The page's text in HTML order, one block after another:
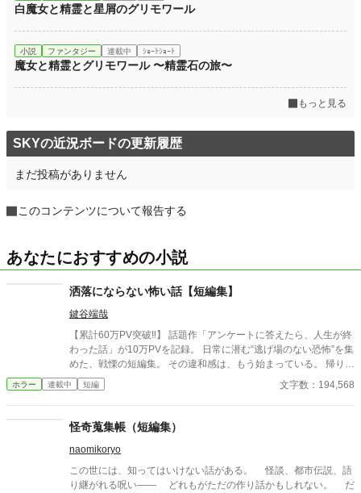
白魔女と精霊と星屑のグリモワール
小説 ファンタジー 連載中 ｼｮｰﾄｼｮｰﾄ
魔女と精霊とグリモワール 〜精霊石の旅〜
もっと見る
SKYの近況ボードの更新履歴
まだ投稿がありません
このコンテンツについて報告する
あなたにおすすめの小説
洒落にならない怖い話【短編集】
鍵谷端哉
【累計60万PV突破‼】 話題作「アンケートに答えたら、人生が終
わった話」が10万PVを記録。 日常に潜む“逃げ場のない恐怖”を集
めた、戦慄の短編集。 その違和感は、もう始まっている。 帰り
道、誰もいないはずの部屋、何気ない会話。 どこにでもある日常
が、ある瞬間、取り返しのつかない異常へと変わる。 意味が分か
て、最後の一行で現実がひっくり返る話。 1話1000〜2000文字。
隙間時間で読める短編ながら、 読み終えたあと、ふとした静寂が
怖くなる。 これはすべて、どこかで起きていてもおかしくない
話。 ――あなたのすぐ隣でも。 洒落にならない実話風・創作ホラ
ー。
ホラー 連載中 短編 文字数：194,568
怪奇蒐集帳（短編集）
naomikoryo
この世には、知ってはいけない話がある。 怪談、都市伝説、語
り継がれる呪い—— どれもがただの作り話かもしれない。 だ